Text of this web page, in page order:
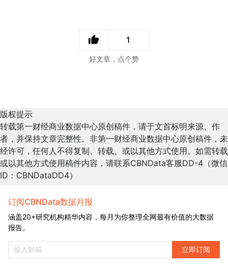
1
好文章，点个赞
版权提示
转载第一财经商业数据中心原创稿件，请于文首标明来源、作
者，并保持文章完整性。非第一财经商业数据中心原创稿件，未
经许可，任何人不得复制、转载、或以其他方式使用。如需转载
或以其他方式使用稿件内容，请联系CBNData客服DD-4（微信
ID：CBNDataDD4）
订阅CBNData数据月报
涵盖20+研究机构精华内容，每月为你整理全网最有价值的大数据
报告。
立即订阅